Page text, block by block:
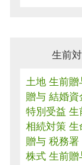
生前
土地 生前贈
贈与 結婚資
特別受益 生
相続対策
贈与 税務署
株式 生前贈